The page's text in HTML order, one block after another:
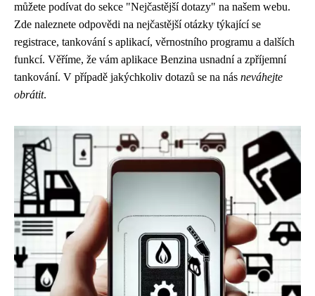
můžete podívat do sekce "Nejčastější dotazy" na našem webu.
Zde naleznete odpovědi na nejčastější otázky týkající se
registrace, tankování s aplikací, věrnostního programu a dalších
funkcí. Věříme, že vám aplikace Benzina usnadní a zpříjemní
tankování. V případě jakýchkoliv dotazů se na nás neváhejte
obrátit.